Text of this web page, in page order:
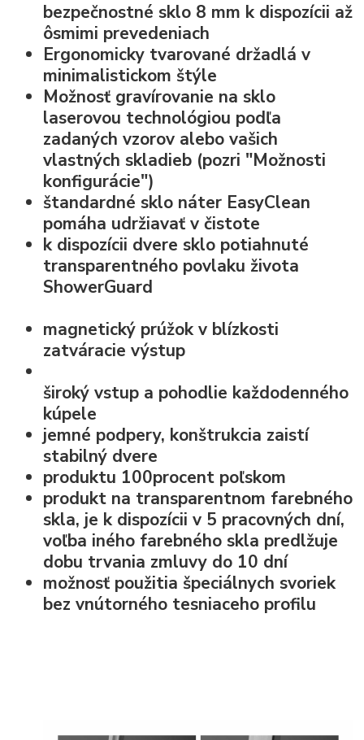
bezpečnostné sklo 8 mm k dispozícii až
ôsmimi prevedeniach
Ergonomicky tvarované držadlá v
minimalistickom štýle
Možnosť gravírovanie na sklo
laserovou technológiou podľa
zadaných vzorov alebo vašich
vlastných skladieb (pozri "Možnosti
konfigurácie")
štandardnésklo náter EasyClean
pomáha udržiavať v čistote
k dispozícii dvere sklo potiahnuté
transparentného povlaku života
ShowerGuard
magnetický prúžok v blízkosti
zatváracie výstup
široký vstup a pohodlie každodenného
kúpele
jemné podpery, konštrukcia zaistí
stabilný dvere
produktu 100procent poľskom
produkt na transparentnom farebného
skla, je k dispozícii v 5 pracovných dní,
voľba iného farebného skla predlžuje
dobu trvania zmluvy do 10 dní
možnosť použitia špeciálnych svoriek
bez vnútorného tesniaceho profilu